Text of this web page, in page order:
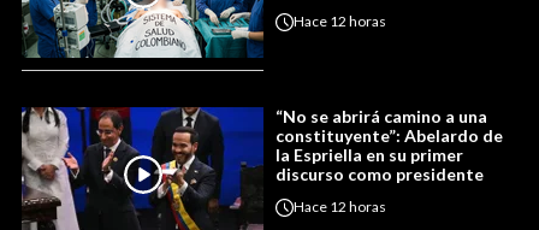
Hace 12 horas
“No se abrirá camino a una
constituyente”: Abelardo de
la Espriella en su primer
discurso como presidente
Hace 12 horas